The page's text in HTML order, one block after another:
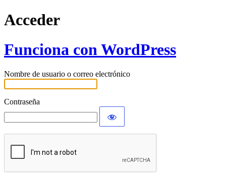
Acceder
Funciona con WordPress
Nombre de usuario o correo electrónico
Contraseña